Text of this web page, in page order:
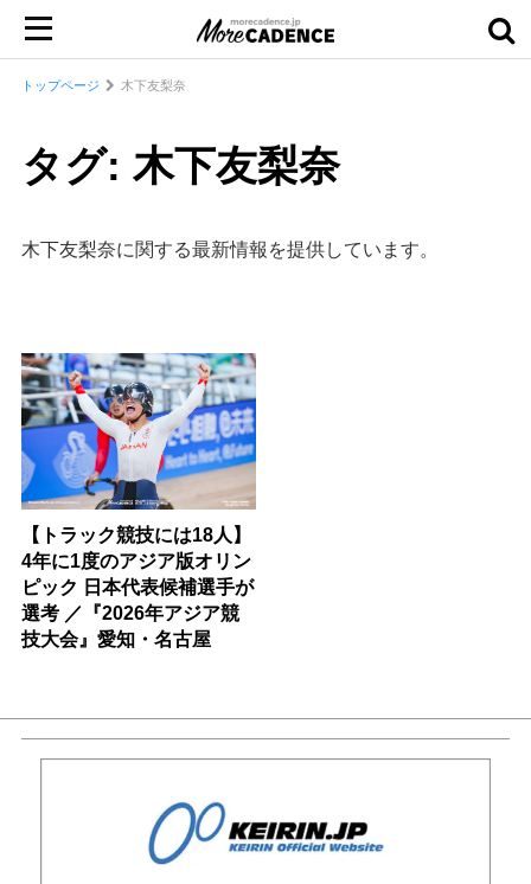
トップページ 木下友梨奈
タグ: 木下友梨奈
木下友梨奈に関する最新情報を提供しています。
【トラック競技には18人】
4年に1度のアジア版オリン
ピック 日本代表候補選手が
選考 ／『2026年アジア競
技大会』愛知・名古屋